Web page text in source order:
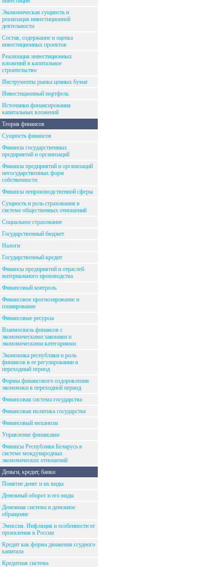
Экономическая сущность и
реализация инвестиционной
деятельности
Состав, содержание и оценка
инвестиционных проектов
Реализация инвестиционных
вложений в капитальное
строительство
Инструменты рынка ценных бумаг
Инвестиционный портфель
Источники финансирования
капитальных вложений
Теория финансов
Сущность финансов
Финансы государственных
предприятий и организаций
Финансы предприятий и организаций
негосударственных форм
собственности
Финансы непроизводственной сферы
Сущность и роль страхования в
системе общественных отношений
Социальное страхование
Государственный бюджет
Налоги
Государственный кредит
Финансы предприятий и отраслей
материального производства
Финансовый контроль
Финансовое прогнозирование и
планирование
Финансовые ресурсы
Взаимосвязь финансов с
экономическими законами и
экономическими категориями
Экономика республики и роль
финансов в ее регулировании в
переходный период
Формы финансового оздоровления
экономики в переходной период
Финансовая система государства
Финансовая политика государства
Финансовый механизм
Управление финансами
Финансы Республики Беларусь в
системе международных
экономических отношений
Деньги, кредит, банки
Понятие денег и их виды
Денежный оборот и его виды
Денежная система и денежное
обращение
Эмиссия. Инфляция и особенности ее
проявления в России
Кредит как форма движения ссудного
капитала
Кредитная система